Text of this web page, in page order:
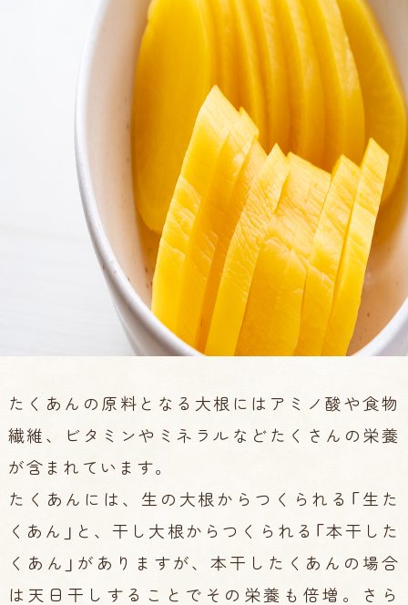
たくあんの原料となる大根にはアミノ酸や食物
繊維、ビタミンやミネラルなどたくさんの栄養
が含まれています。
たくあんには、生の大根からつくられる「生た
くあん」と、干し大根からつくられる「本干した
くあん」がありますが、本干したくあんの場合
は天日干しすることでその栄養も倍増。さら